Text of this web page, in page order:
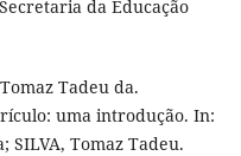
da Educação
Tadeu da.
uma introdução. In:
SILVA, Tomaz Tadeu.